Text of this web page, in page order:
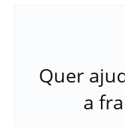
Quer
a